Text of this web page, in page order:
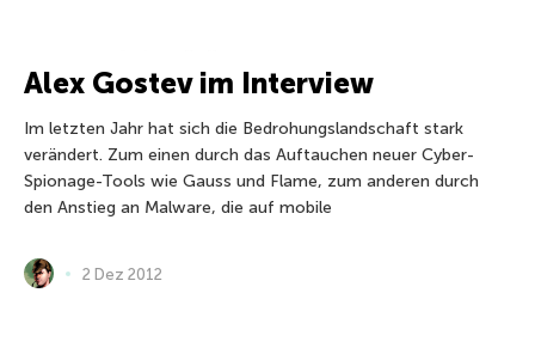
Alex Gostev im Interview
Im letzten Jahr hat sich die Bedrohungslandschaft stark
verändert. Zum einen durch das Auftauchen neuer Cyber-
Spionage-Tools wie Gauss und Flame, zum anderen durch
den Anstieg an Malware, die auf mobile
2 Dez 2012